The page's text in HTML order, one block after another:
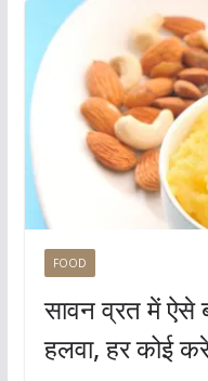
FOOD
सावन व्रत में ऐसे
हलवा, हर कोई